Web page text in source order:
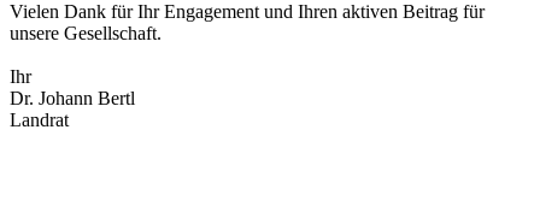
Vielen Dank für Ihr Engagement und Ihren aktiven Beitrag für
unsere Gesellschaft.
Ihr
Dr. Johann Bertl
Landrat